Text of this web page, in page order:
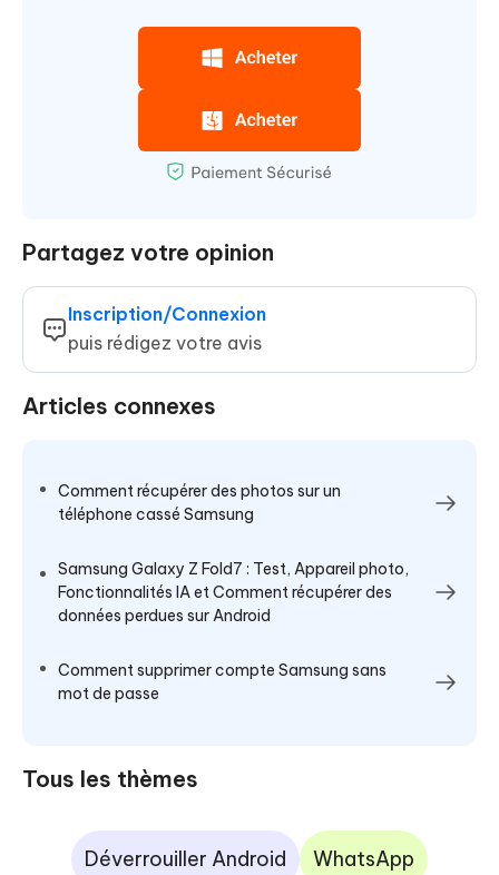
Partagez votre opinion
Inscription/Connexion
puis rédigez votre avis
Articles connexes
Comment récupérer des photos sur un
téléphone cassé Samsung
Samsung Galaxy Z Fold7 : Test, Appareil photo,
Fonctionnalités IA et Comment récupérer des
données perdues sur Android
Comment supprimer compte Samsung sans
mot de passe
Tous les thèmes
Déverrouiller Android WhatsApp